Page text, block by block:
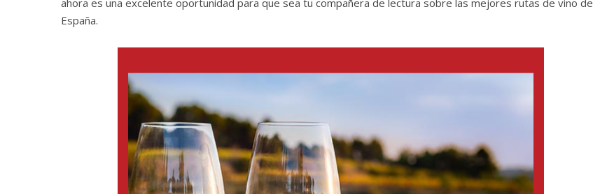
ahora es una excelente oportunidad para que sea tu compañera de lectura sobre las mejores rutas de vino de
España.